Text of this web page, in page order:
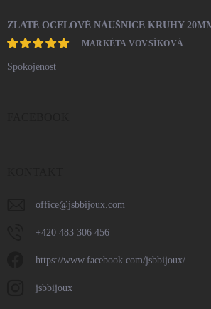
ZLATÉ OCELOVÉ NÁUŠNICE KRUHY
MARKÉTA VOVSÍKOVÁ
Spokojenost
office@jsbbijoux.com
+420 483 306 456
https://www.facebook.com/jsbbijoux/
jsbbijoux